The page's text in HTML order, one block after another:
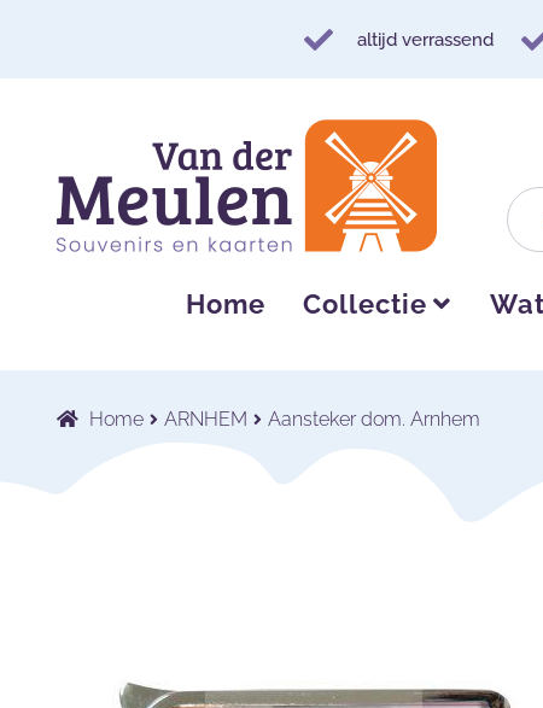
altijd verrassend
navigatie
inhoud
Home Collectie
Home ARNHEM Aansteker dom. Arnhem